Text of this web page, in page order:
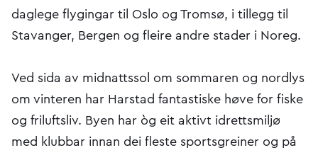
daglege flygingar til Oslo og Tromsø, i tillegg til
Stavanger, Bergen og fleire andre stader i Noreg.
Ved sida av midnattssol om sommaren og nordlys
om vinteren har Harstad fantastiske høve for fiske
og friluftsliv. Byen har òg eit aktivt idrettsmiljø
med klubbar innan dei fleste sportsgreiner og på